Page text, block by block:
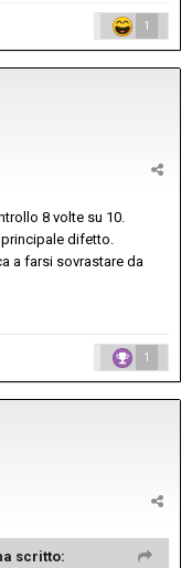
1
8 volte su 10.
difetto.
a farsi sovrastare da
1
scritto: